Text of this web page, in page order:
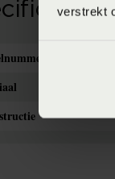
verstrekt